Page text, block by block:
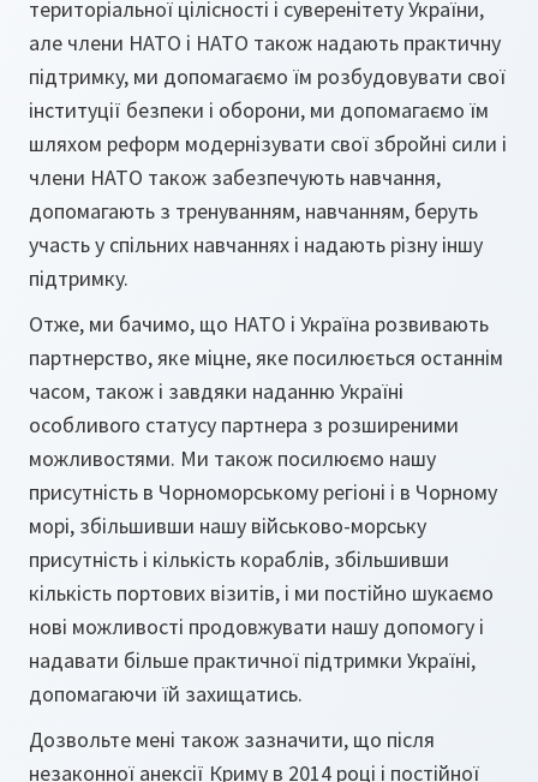
територіальної цілісності і суверенітету України,
але члени НАТО і НАТО також надають практичну
підтримку, ми допомагаємо їм розбудовувати свої
інституції безпеки і оборони, ми допомагаємо їм
шляхом реформ модернізувати свої збройні сили і
члени НАТО також забезпечують навчання,
допомагають з тренуванням, навчанням, беруть
участь у спільних навчаннях і надають різну іншу
підтримку.
Отже, ми бачимо, що НАТО і Україна розвивають
партнерство, яке міцне, яке посилюється останнім
часом, також і завдяки наданню Україні
особливого статусу партнера з розширеними
можливостями. Ми також посилюємо нашу
присутність в Чорноморському регіоні і в Чорному
морі, збільшивши нашу військово-морську
присутність і кількість кораблів, збільшивши
кількість портових візитів, і ми постійно шукаємо
нові можливості продовжувати нашу допомогу і
надавати більше практичної підтримки Україні,
допомагаючи їй захищатись.
Дозвольте мені також зазначити, що після
незаконної анексії Криму в 2014 році і постійної